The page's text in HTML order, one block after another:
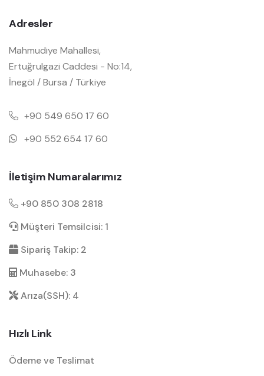
Adresler
Mahmudiye Mahallesi,
Ertuğrulgazi Caddesi - No:14,
İnegöl / Bursa / Türkiye
+90 549 650 17 60
+90 552 654 17 60
İletişim Numaralarımız
+90 850 308 2818
Müşteri Temsilcisi: 1
Sipariş Takip: 2
Muhasebe: 3
Arıza(SSH): 4
Hızlı Link
Ödeme ve Teslimat